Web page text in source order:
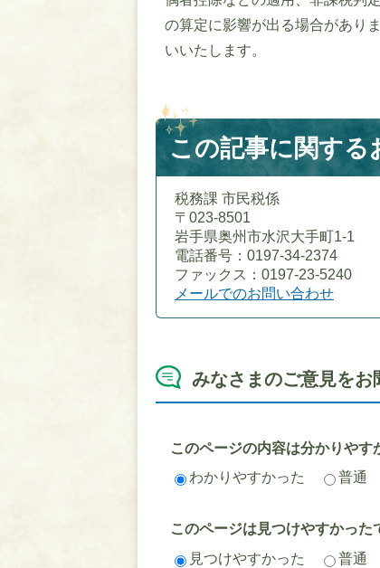
の算定に影響が出る場合があり
いいたします。
この記事に関する
税務課 市民税係
〒023-8501
岩手県奥州市水沢大手町1-1
電話番号：0197-34-2374
ファックス：0197-23-5240
メールでのお問い合わせ
みなさまのご意見をお
このページの内容は分かりやす
わかりやすかった
普通
このページは見つけやすかった
見つけやすかった
普通